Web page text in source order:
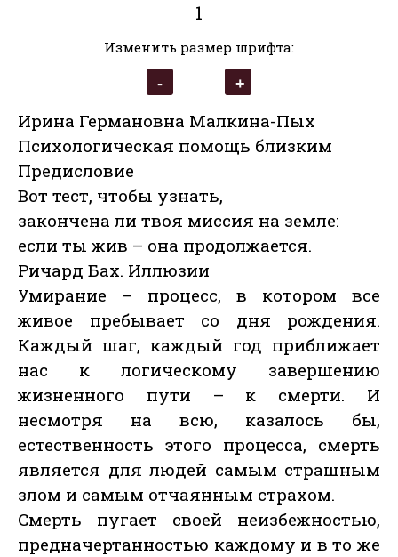
1
Изменить размер шрифта:
Ирина Германовна Малкина-Пых
Психологическая помощь близким
Предисловие
Вот тест, чтобы узнать,
закончена ли твоя миссия на земле:
если ты жив – она продолжается.
Ричард Бах. Иллюзии
Умирание – процесс, в котором все
живое пребывает со дня рождения.
Каждый шаг, каждый год приближает
нас к логическому завершению
жизненного пути – к смерти. И
несмотря на всю, казалось бы,
естественность этого процесса, смерть
является для людей самым страшным
злом и самым отчаянным страхом.
Смерть пугает своей неизбежностью,
предначертанностью каждому и в то же